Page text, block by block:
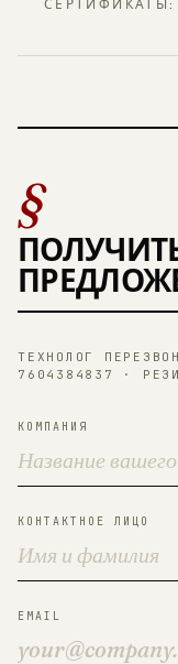
СЕРТИФИКАТЫ:
§
ТЕХНОЛОГ
7604384837 ·
КОМПАНИЯ
КОНТАКТНОЕ ЛИЦО
EMAIL